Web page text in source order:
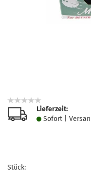
Lieferzeit:
Sofort |
Stück: